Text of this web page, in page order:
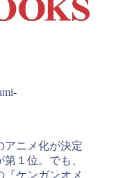
アニメ化が決定
１位。でも、
ケンガンオメ